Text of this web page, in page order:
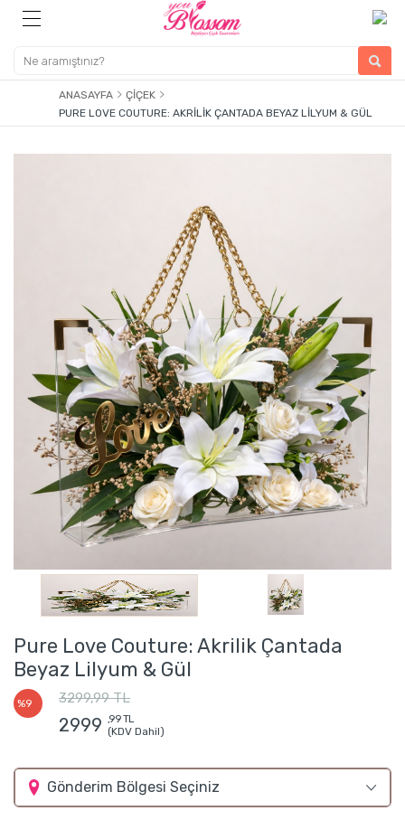
ANASAYFA
ÇIÇEK
PURE LOVE COUTURE: AKRILIK ÇANTADA BEYAZ LILYUM & GÜL
Pure Love Couture: Akrilik Çantada
Beyaz Lilyum & Gül
%9 3299,99 TL
2999 ,99 TL
(KDV Dahil)
Gönderim Bölgesi Seçiniz